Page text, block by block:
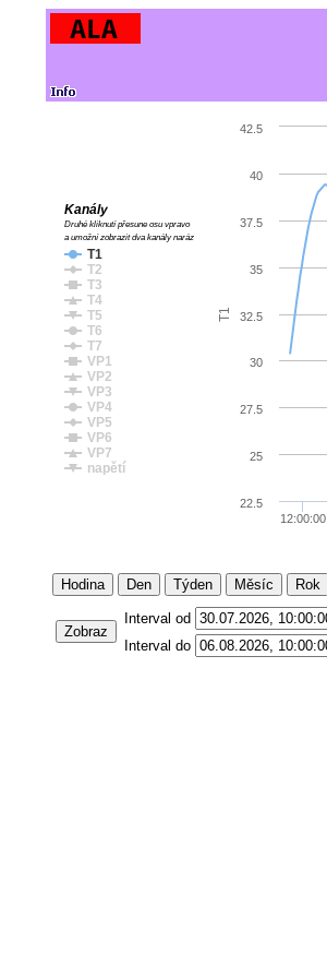
T1
T1
T2
T3
T4
T5
T6
T7
VP1
VP2
VP3
VP4
VP5
VP6
VP7
napětí
Kanály
Druhé kliknutí přesune osu vpravo
a umožní zobrazit dva kanály naráz
12:00:00
22.5
25
27.5
30
32.5
35
37.5
40
42.5
Hodina Den Týden Měsíc Rok
Zobraz
Interval od
Interval do